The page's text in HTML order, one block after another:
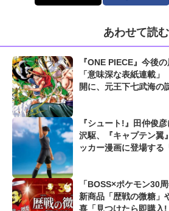
あわせて読む
『ONE PIECE』今後
「意味深な表紙連載
開に、元王下七武海の
『シュート!』田仲俊
沢駆、『キャプテン翼
ッカー漫画に登場する
「BOSS×ポケモン30
新商品「歴戦の微糖」
喜「見つけたら即購入!